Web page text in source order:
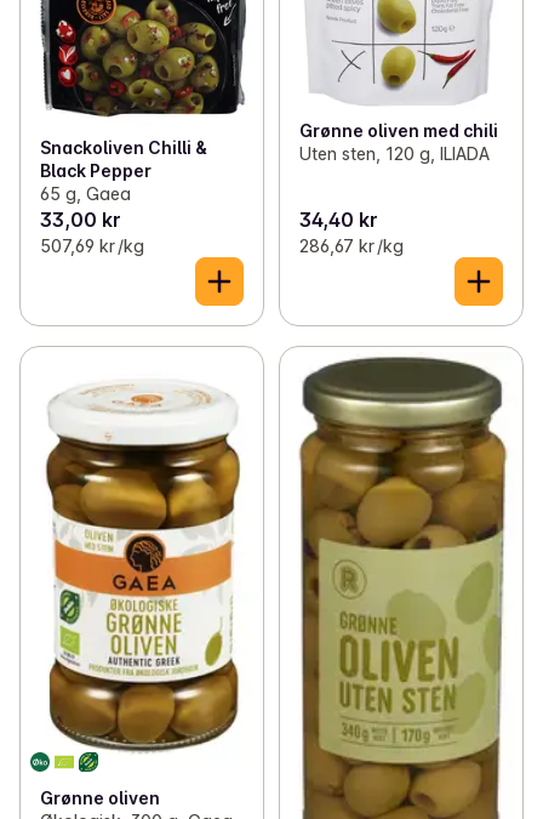
Snackoliven Chilli &
Black Pepper
65 g, Gaea
33,00 kr
507,69 kr /kg
Grønne oliven med chili
Uten sten, 120 g, ILIADA
34,40 kr
286,67 kr /kg
Grønne oliven